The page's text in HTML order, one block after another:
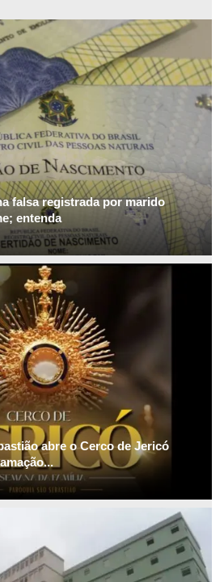
falsa registrada por marido
entenda
abre o Cerco de Jericó